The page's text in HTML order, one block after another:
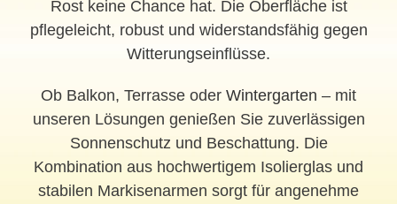
Rost keine Chance hat. Die Oberfläche ist
pflegeleicht, robust und widerstandsfähig gegen
Witterungseinflüsse.
Ob Balkon, Terrasse oder Wintergarten – mit
unseren Lösungen genießen Sie zuverlässigen
Sonnenschutz und Beschattung. Die
Kombination aus hochwertigem Isolierglas und
stabilen Markisenarmen sorgt für angenehme